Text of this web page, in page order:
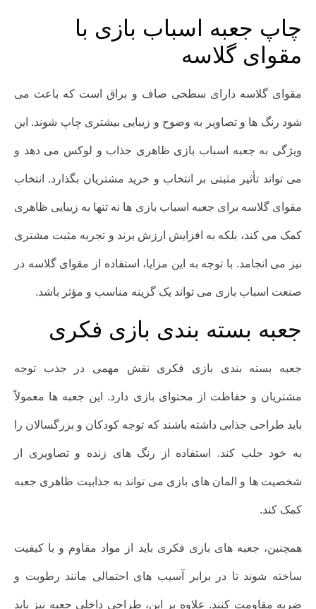
چاپ جعبه اسباب بازی با
مقوای گلاسه
مقوای گلاسه دارای سطحی صاف و براق است که باعث می
شود رنگ ها و تصاویر به وضوح و زیبایی بیشتری چاپ شوند. این
ویژگی به جعبه اسباب بازی ظاهری جذاب و لوکس می دهد و
می تواند تأثیر مثبتی بر انتخاب و خرید مشتریان بگذارد. انتخاب
مقوای گلاسه برای جعبه اسباب بازی ها نه تنها به زیبایی ظاهری
کمک می کند، بلکه به افزایش ارزش برند و تجربه مثبت مشتری
نیز می انجامد. با توجه به این مزایا، استفاده از مقوای گلاسه در
صنعت اسباب بازی می تواند یک گزینه مناسب و مؤثر باشد.
جعبه بسته بندی بازی فکری
جعبه بسته بندی بازی فکری نقش مهمی در جذب توجه
مشتریان و حفاظت از محتوای بازی دارد. این جعبه ها معمولاً
باید طراحی جذابی داشته باشند که توجه کودکان و بزرگسالان را
به خود جلب کند. استفاده از رنگ های زنده و تصاویری از
شخصیت ها و المان های بازی می تواند به جذابیت ظاهری جعبه
کمک کند.
همچنین، جعبه های بازی فکری باید از مواد مقاوم و با کیفیت
ساخته شوند تا در برابر آسیب های احتمالی مانند رطوبت و
ضربه مقاومت کنند. علاوه بر این، طراحی داخلی جعبه نیز باید